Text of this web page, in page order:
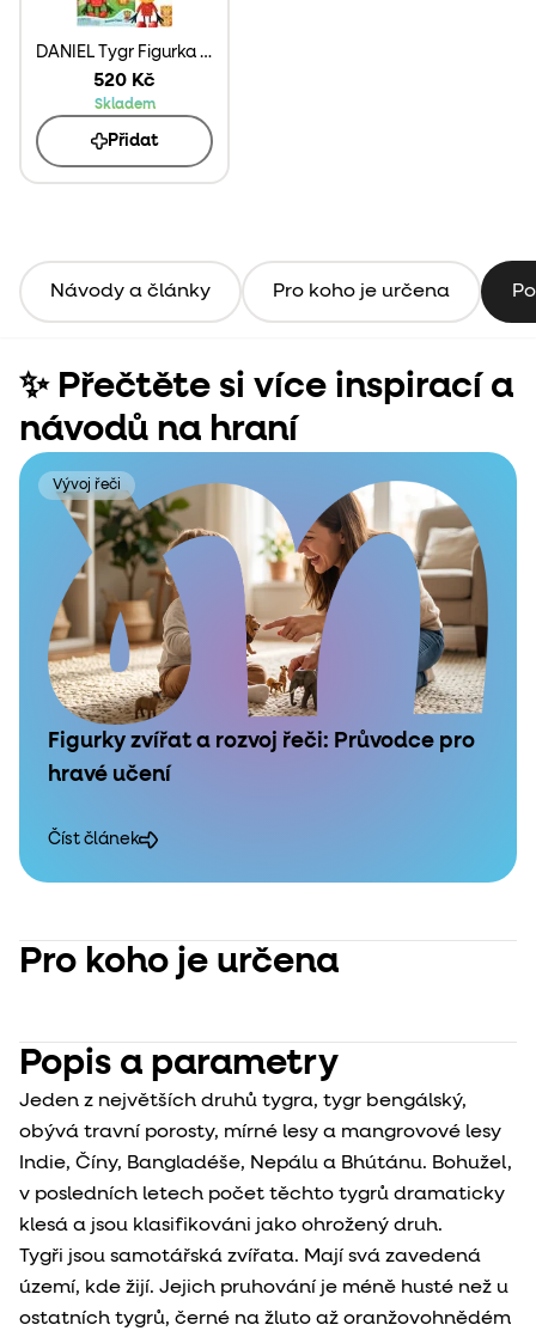
DANIEL Tygr Figurka Glo Pals + 2 svítící kostky do vody
520 Kč
Skladem
Přidat
Návody a články Pro koho je určena
✨ Přečtěte si více inspirací a
návodů na hraní
Vývoj řeči
Figurky zvířat a rozvoj řeči: Průvodce pro
hravé učení
Číst článek
Pro koho je určena
Popis a parametry
Jeden z největších druhů tygra, tygr bengálský,
obývá travní porosty, mírné lesy a mangrovové lesy
Indie, Číny, Bangladéše, Nepálu a Bhútánu. Bohužel,
v posledních letech počet těchto tygrů dramaticky
klesá a jsou klasifikováni jako ohrožený druh.
Tygři jsou samotářská zvířata. Mají svá zavedená
území, kde žijí. Jejich pruhování je méně husté než u
ostatních tygrů, černé na žluto až oranžovohnědém